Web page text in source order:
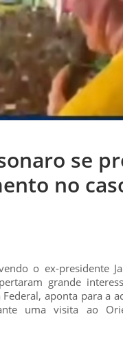
se
no
o ex-presidente
grande
aponta para a
uma visita ao